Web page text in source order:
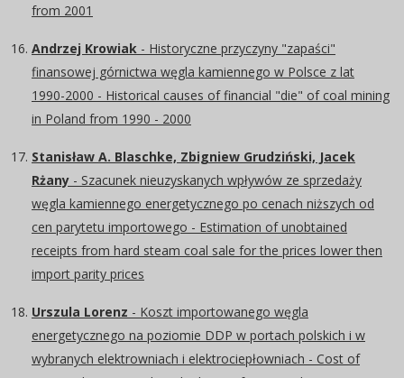
from 2001
Andrzej Krowiak - Historyczne przyczyny "zapaści"
finansowej górnictwa węgla kamiennego w Polsce z lat
1990-2000 - Historical causes of financial "die" of coal mining
in Poland from 1990 - 2000
Stanisław A. Blaschke, Zbigniew Grudziński, Jacek
Rżany - Szacunek nieuzyskanych wpływów ze sprzedaży
węgla kamiennego energetycznego po cenach niższych od
cen parytetu importowego - Estimation of unobtained
receipts from hard steam coal sale for the prices lower then
import parity prices
Urszula Lorenz - Koszt importowanego węgla
energetycznego na poziomie DDP w portach polskich i w
wybranych elektrowniach i elektrociepłowniach - Cost of